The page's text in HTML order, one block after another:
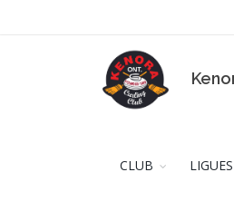
CLUB LIGUES